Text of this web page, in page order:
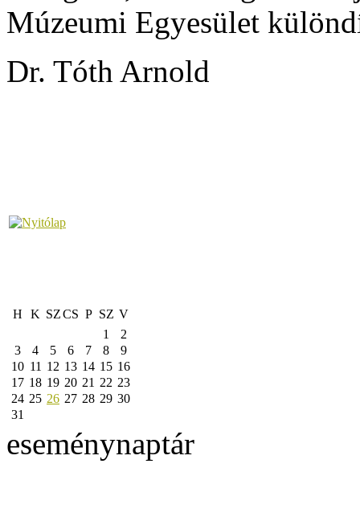
Múzeumi Egyesület
Dr. Tóth Arnold
H K SZCS P SZ V
1
2
3
4 5 6 7 8
9
10 11 12 13 14 15 16
17 18 19 20 21 22 23
24 25 26 27 28 29 30
31
eseménynaptár